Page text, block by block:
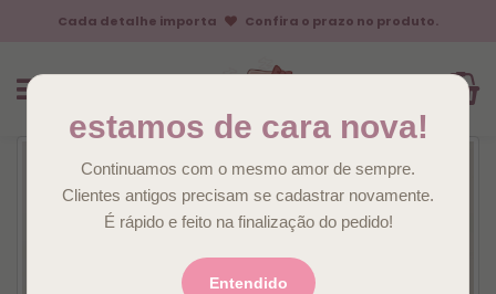
Cada detalhe importa Confira o prazo no produto.
estamos de cara nova!
Continuamos com o mesmo amor de sempre.
Clientes antigos precisam se cadastrar novamente.
É rápido e feito na finalização do pedido!
Entendido